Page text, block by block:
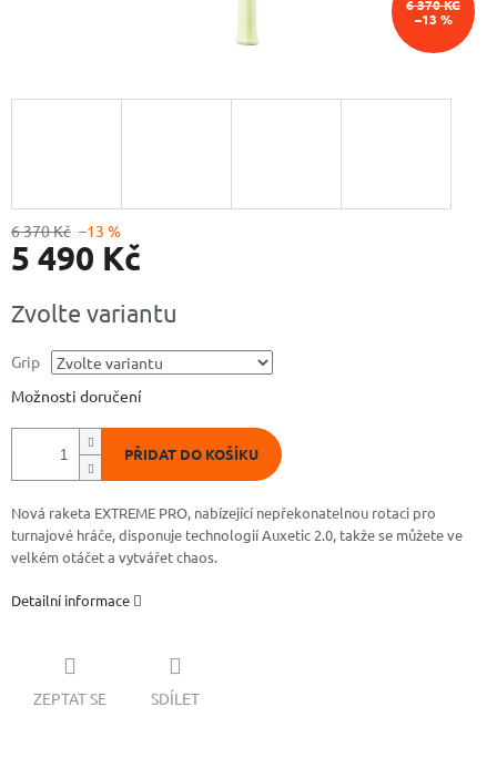
6 370 KČ
–13 %
6 370 Kč –13 %
5 490 Kč
cena:
Zvolte variantu
Grip
Možnosti doručení
PŘIDAT DO KOŠÍKU
Nová raketa EXTREME PRO, nabízející nepřekonatelnou rotaci pro
turnajové hráče, disponuje technologií Auxetic 2.0, takže se můžete ve
velkém otáčet a vytvářet chaos.
Detailní informace
ZEPTAT SE SDÍLET